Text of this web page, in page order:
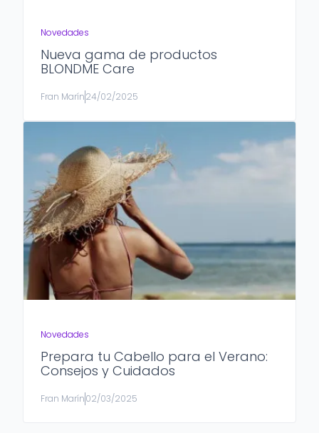
Novedades
Nueva gama de productos
BLONDME Care
Fran Marín24/02/2025
Novedades
Prepara tu Cabello para el Verano:
Consejos y Cuidados
Fran Marín02/03/2025